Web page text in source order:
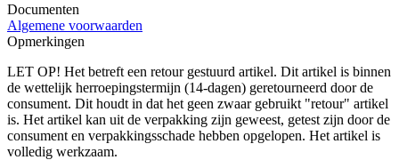
Documenten
Algemene voorwaarden
Opmerkingen
LET OP! Het betreft een retour gestuurd artikel. Dit artikel is binnen
de wettelijk herroepingstermijn (14-dagen) geretourneerd door de
consument. Dit houdt in dat het geen zwaar gebruikt "retour" artikel
is. Het artikel kan uit de verpakking zijn geweest, getest zijn door de
consument en verpakkingsschade hebben opgelopen. Het artikel is
volledig werkzaam.